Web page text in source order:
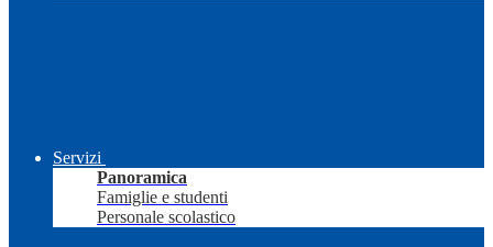
Servizi
Panoramica
Famiglie e studenti
Personale scolastico